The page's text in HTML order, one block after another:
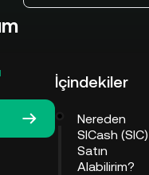
İçindekiler
Nereden
SICash (SIC)
Satın
Alabilirim?